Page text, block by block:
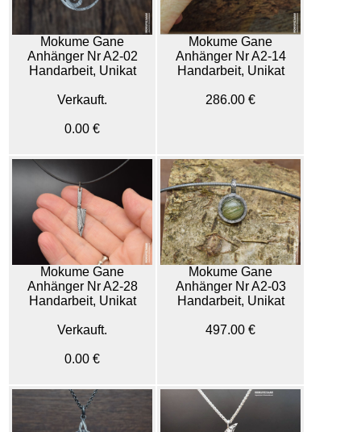
Mokume Gane
Anhänger Nr A2-02
Handarbeit, Unikat
Verkauft.
0.00 €
Mokume Gane
Anhänger Nr A2-14
Handarbeit, Unikat
286.00 €
Mokume Gane
Anhänger Nr A2-28
Handarbeit, Unikat
Verkauft.
0.00 €
Mokume Gane
Anhänger Nr A2-03
Handarbeit, Unikat
497.00 €